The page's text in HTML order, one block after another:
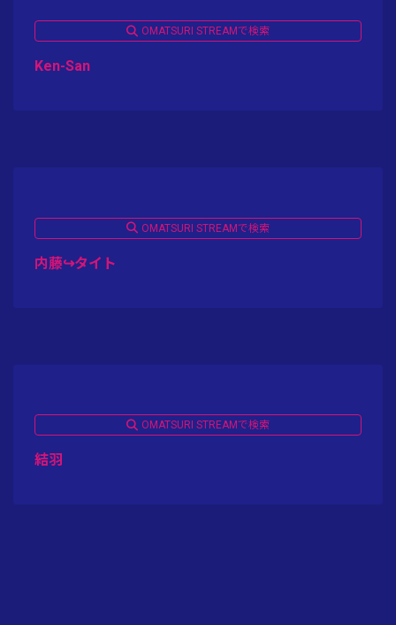
OMATSURI STREAMで検索
Ken-San
OMATSURI STREAMで検索
内藤↪︎タイト
OMATSURI STREAMで検索
結羽